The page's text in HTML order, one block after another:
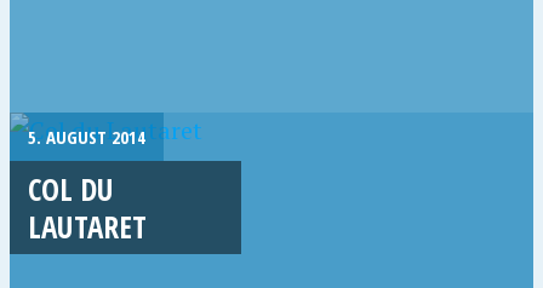
5. AUGUST 2014
COL DU
LAUTARET